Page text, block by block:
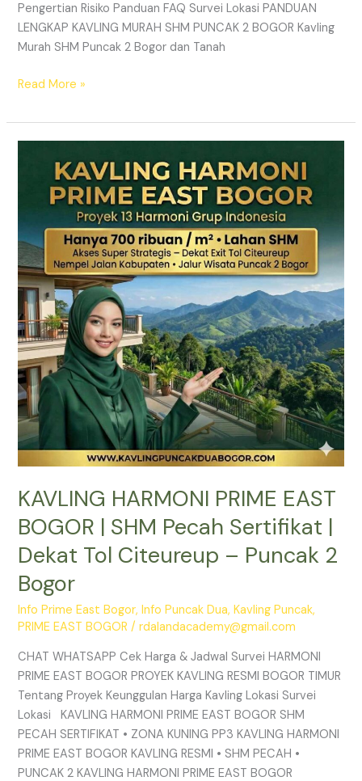
Pengertian Risiko Panduan FAQ Survei Lokasi PANDUAN
LENGKAP KAVLING MURAH SHM PUNCAK 2 BOGOR Kavling
Murah SHM Puncak 2 Bogor dan Tanah
Read More »
KAVLING HARMONI PRIME EAST
BOGOR | SHM Pecah Sertifikat |
Dekat Tol Citeureup – Puncak 2
Bogor
Info Prime East Bogor,Info Puncak Dua,Kavling Puncak,
PRIME EAST BOGOR /rdalandacademy@gmail.com
CHAT WHATSAPP Cek Harga & Jadwal Survei HARMONI
PRIME EAST BOGOR PROYEK KAVLING RESMI BOGOR TIMUR
Tentang Proyek Keunggulan Harga Kavling Lokasi Survei
Lokasi KAVLING HARMONI PRIME EAST BOGOR SHM
PECAH SERTIFIKAT • ZONA KUNING PP3 KAVLING HARMONI
PRIME EAST BOGOR KAVLING RESMI • SHM PECAH •
PUNCAK 2 KAVLING HARMONI PRIME EAST BOGOR
HARMONI
BOGOR
|
SHM
Pecah
Sertifikat
|
Dekat
Tol
Citeureup
–
Puncak
2